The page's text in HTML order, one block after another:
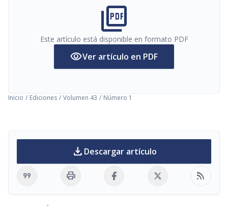
picture_as_pdf
Este artículo está disponible en formato PDF
visibilityVer artículo en PDF
Inicio / Ediciones / Volumen 43 / Número 1
download Descargar artículo
format_quote print rss_feed